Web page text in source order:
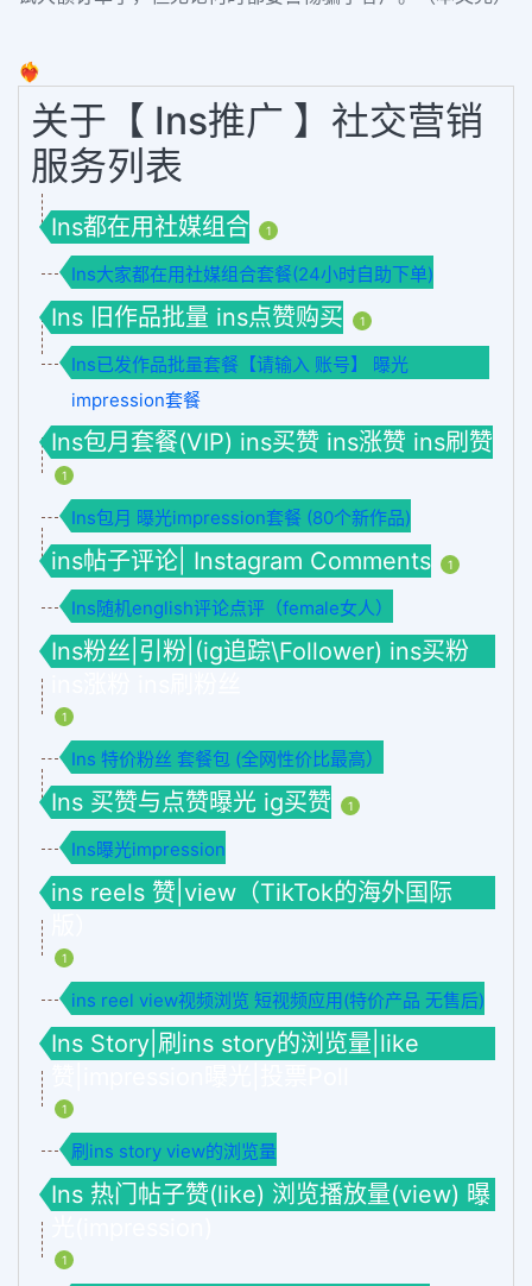
❤️‍🔥
关于【 Ins推广 】社交营销
服务列表
Ins都在用社媒组合 1
Ins大家都在用社媒组合套餐(24小时自助下单)
Ins 旧作品批量 ins点赞购买 1
Ins已发作品批量套餐【请输入 账号】 曝光
impression套餐
Ins包月套餐(VIP) ins买赞 ins涨赞 ins刷赞
1
Ins包月 曝光impression套餐 (80个新作品)
ins帖子评论| Instagram Comments 1
Ins随机english评论点评（female女人）
Ins粉丝|引粉|(ig追踪\Follower) ins买粉
1
Ins 特价粉丝 套餐包 (全网性价比最高）
Ins 买赞与点赞曝光 ig买赞 1
Ins曝光impression
ins reels 赞|view（TikTok的海外国际
1
ins reel view视频浏览 短视频应用(特价产品 无售后)
Ins Story|刷ins story的浏览量|like
1
刷ins story view的浏览量
Ins 热门帖子赞(like) 浏览播放量(view) 曝
1